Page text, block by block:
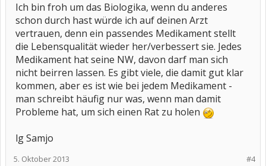
Ich bin froh um das Biologika, wenn du anderes
schon durch hast würde ich auf deinen Arzt
vertrauen, denn ein passendes Medikament stellt
die Lebensqualität wieder her/verbessert sie. Jedes
Medikament hat seine NW, davon darf man sich
nicht beirren lassen. Es gibt viele, die damit gut klar
kommen, aber es ist wie bei jedem Medikament -
man schreibt häufig nur was, wenn man damit
Probleme hat, um sich einen Rat zu holen
lg Samjo
#4
5. Oktober 2013